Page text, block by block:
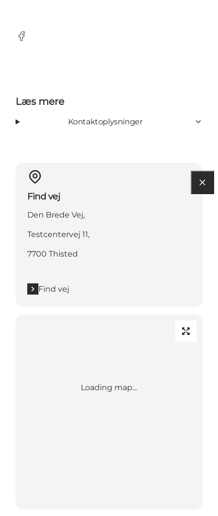
Facebook
Læs mere
Kontaktoplysninger
Find vej
Den Brede Vej,
Testcentervej 11,
7700 Thisted
Find vej
Loading map...